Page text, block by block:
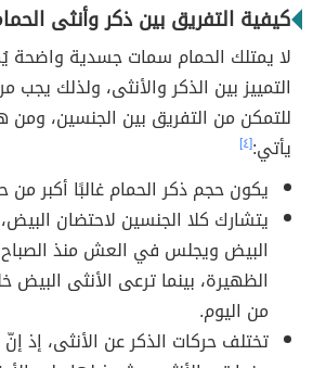
كيفية التفريق بين ذكر وأنثى
لا يمتلك الحمام سمات جسدية واضحة
التمييز بين الذكر والأنثى، ولذلك يجب
للتمكن من التفريق بين الجنسين، ومن
يأتي:[٤]
يكون حجم ذكر الحمام غالبًا أكبر من
يتشارك كلا الجنسين لاحتضان
البيض ويجلس في العش منذ
الظهيرة، بينما ترعى الأنثى البيض
من اليوم.
تختلف حركات الذكر عن الأنثى، إذ